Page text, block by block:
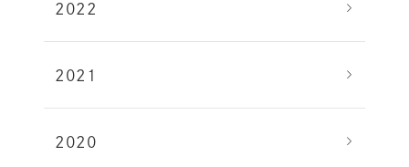
2022
2021
2020